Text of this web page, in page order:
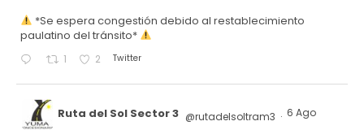
*Se espera congestión debido al restablecimiento
paulatino del tránsito*
1 2 Twitter
Ruta del Sol Sector 3 @rutadelsoltram3 · 6 Ago